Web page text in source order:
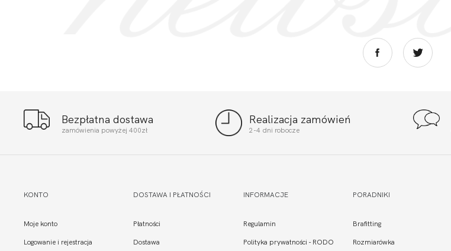
Bezpłatna dostawa
zamówienia powyżej 400zł
Realizacja zamówień
2-4 dni robocze
KONTO
Moje konto
Logowanie i rejestracja
DOSTAWA I PŁATNOŚCI
Płatności
Dostawa
INFORMACJE
Regulamin
Polityka prywatności - RODO
PORADNIKI
Brafitting
Rozmiarówka